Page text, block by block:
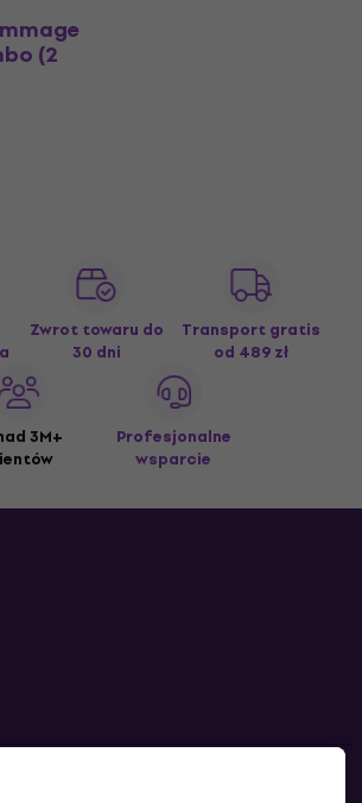
(2
Zwrot towaru do
30 dni
Transport gratis
od 489 zł
3M+
Profesjonalne
wsparcie